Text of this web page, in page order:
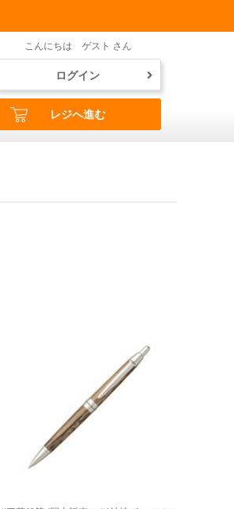
こんにちは ゲスト さん
ログイン
レジへ進む